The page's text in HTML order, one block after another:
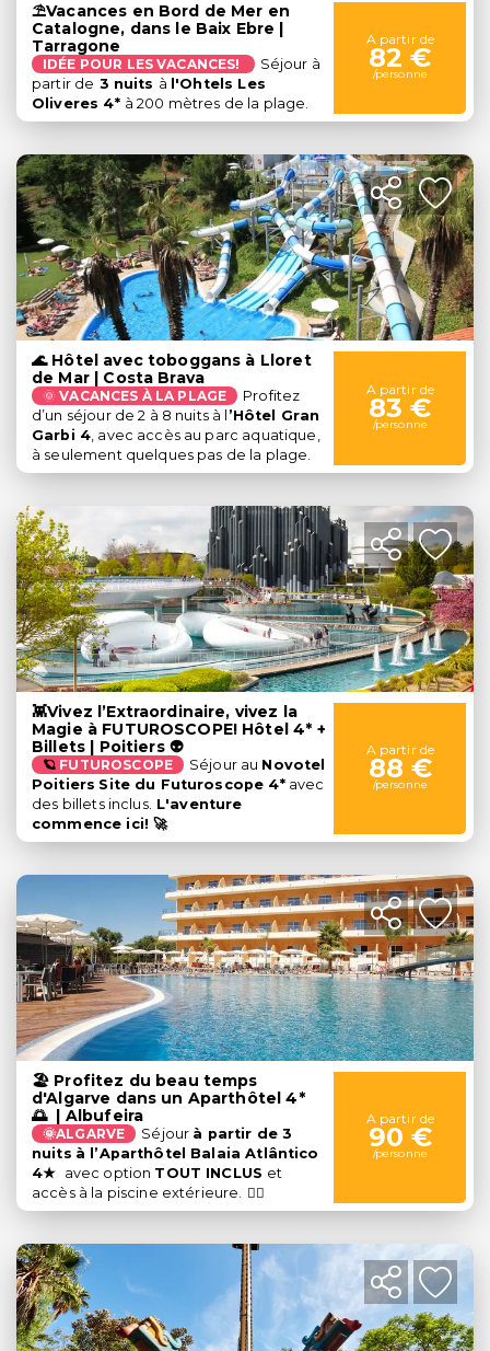
⛱️Vacances en Bord de Mer en
Catalogne, dans le Baix Ebre |
Tarragone
IDÉE POUR LES VACANCES!
Séjour à
partir de 3 nuits à l'Ohtels Les
Oliveres 4* à 200 mètres de la plage.
A partir de
82 €
/personne
🌊 Hôtel avec toboggans à Lloret
de Mar | Costa Brava
🌞VACANCES À LA PLAGE
Profitez
d’un séjour de 2 à 8 nuits à l ’Hôtel Gran
Garbi 4, avec accès au parc aquatique,
à seulement quelques pas de la plage.
A partir de
83 €
/personne
👾Vivez l’Extraordinaire, vivez la
Magie à FUTUROSCOPE! Hôtel 4* +
Billets | Poitiers 👽
🪐 FUTUROSCOPE Séjour au Novotel
Poitiers Site du Futuroscope 4*avec
des billets inclus. L'aventure
commence ici! 🚀
A partir de
88 €
/personne
🏖️ Profitez du beau temps
d'Algarve dans un Aparthôtel 4*
🌅 | Albufeira
🌞ALGARVE Séjour à partir de 3
nuits à l’Aparthôtel Balaia Atlântico
4★ avec option TOUT INCLUS et
accès à la piscine extérieure. 🏊‍♀️
A partir de
90 €
/personne